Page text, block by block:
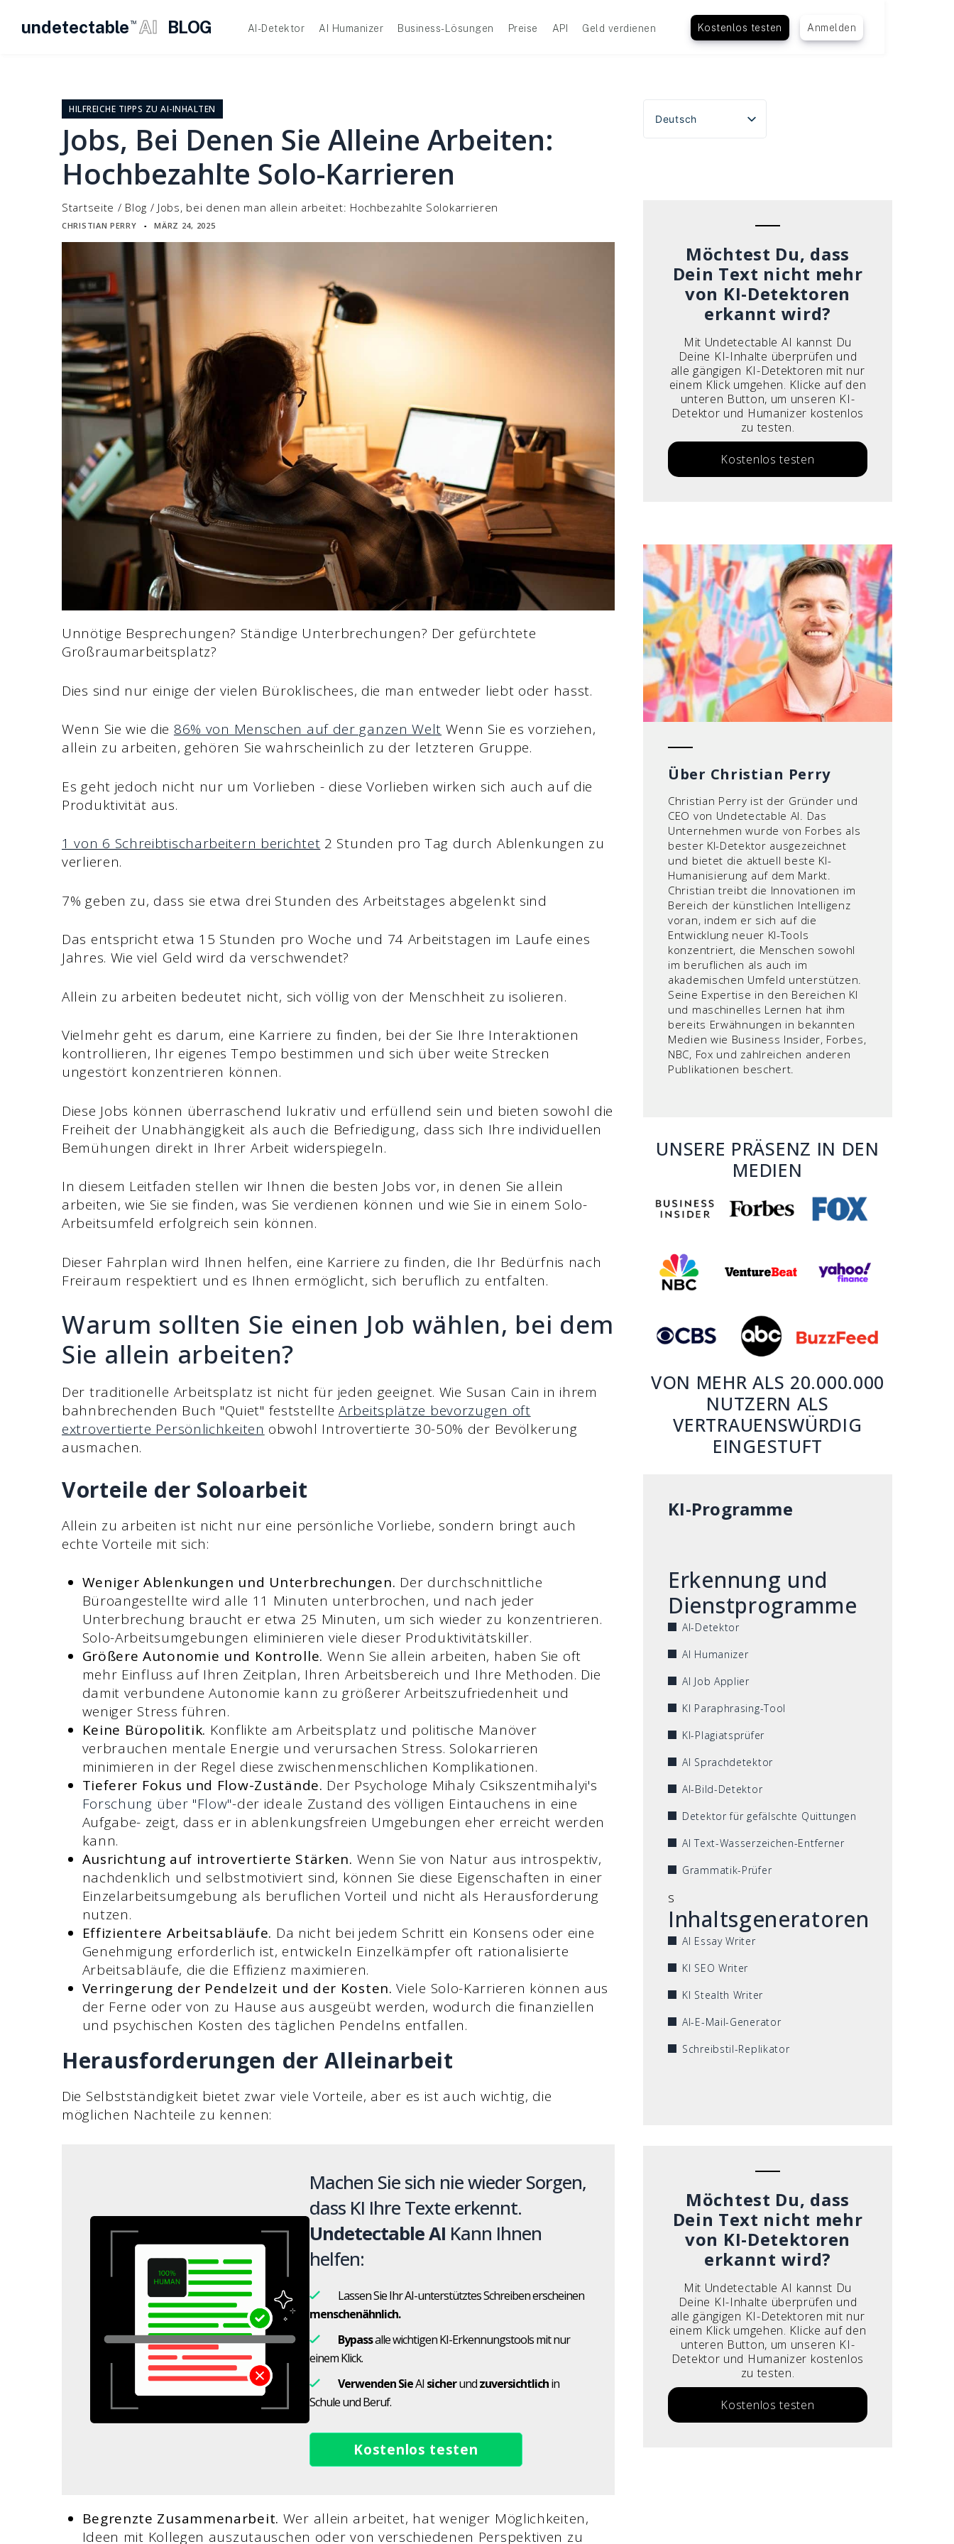
undetectable TM AI BLOG AI-Detektor AI Humanizer Business-Lösungen Preise API Geld verdienen Kostenlos testen Anmelden
HILFREICHE TIPPS ZU AI-INHALTEN
Jobs, Bei Denen Sie Alleine Arbeiten:
Hochbezahlte Solo-Karrieren
Startseite / Blog / Jobs, bei denen man allein arbeitet: Hochbezahlte Solokarrieren
CHRISTIAN PERRY ▪ MÄRZ 24, 2025
Unnötige Besprechungen? Ständige Unterbrechungen? Der gefürchtete
Großraumarbeitsplatz?
Dies sind nur einige der vielen Büroklischees, die man entweder liebt oder hasst.
Wenn Sie wie die 86% von Menschen auf der ganzen Welt Wenn Sie es vorziehen,
allein zu arbeiten, gehören Sie wahrscheinlich zu der letzteren Gruppe.
Es geht jedoch nicht nur um Vorlieben - diese Vorlieben wirken sich auch auf die
Produktivität aus.
1 von 6 Schreibtischarbeitern berichtet 2 Stunden pro Tag durch Ablenkungen zu
verlieren.
7% geben zu, dass sie etwa drei Stunden des Arbeitstages abgelenkt sind
Das entspricht etwa 15 Stunden pro Woche und 74 Arbeitstagen im Laufe eines
Jahres. Wie viel Geld wird da verschwendet?
Allein zu arbeiten bedeutet nicht, sich völlig von der Menschheit zu isolieren.
Vielmehr geht es darum, eine Karriere zu finden, bei der Sie Ihre Interaktionen
kontrollieren, Ihr eigenes Tempo bestimmen und sich über weite Strecken
ungestört konzentrieren können.
Diese Jobs können überraschend lukrativ und erfüllend sein und bieten sowohl die
Freiheit der Unabhängigkeit als auch die Befriedigung, dass sich Ihre individuellen
Bemühungen direkt in Ihrer Arbeit widerspiegeln.
In diesem Leitfaden stellen wir Ihnen die besten Jobs vor, in denen Sie allein
arbeiten, wie Sie sie finden, was Sie verdienen können und wie Sie in einem Solo-
Arbeitsumfeld erfolgreich sein können.
Dieser Fahrplan wird Ihnen helfen, eine Karriere zu finden, die Ihr Bedürfnis nach
Freiraum respektiert und es Ihnen ermöglicht, sich beruflich zu entfalten.
Warum sollten Sie einen Job wählen, bei dem
Sie allein arbeiten?
Der traditionelle Arbeitsplatz ist nicht für jeden geeignet. Wie Susan Cain in ihrem
bahnbrechenden Buch "Quiet" feststellteArbeitsplätze bevorzugen oft
extrovertierte Persönlichkeiten obwohl Introvertierte 30-50% der Bevölkerung
ausmachen.
Vorteile der Soloarbeit
Allein zu arbeiten ist nicht nur eine persönliche Vorliebe, sondern bringt auch
echte Vorteile mit sich:
Weniger Ablenkungen und Unterbrechungen. Der durchschnittliche
Büroangestellte wird alle 11 Minuten unterbrochen, und nach jeder
Unterbrechung braucht er etwa 25 Minuten, um sich wieder zu konzentrieren.
Solo-Arbeitsumgebungen eliminieren viele dieser Produktivitätskiller.
Größere Autonomie und Kontrolle. Wenn Sie allein arbeiten, haben Sie oft
mehr Einfluss auf Ihren Zeitplan, Ihren Arbeitsbereich und Ihre Methoden. Die
damit verbundene Autonomie kann zu größerer Arbeitszufriedenheit und
weniger Stress führen.
Keine Büropolitik. Konflikte am Arbeitsplatz und politische Manöver
verbrauchen mentale Energie und verursachen Stress. Solokarrieren
minimieren in der Regel diese zwischenmenschlichen Komplikationen.
Tieferer Fokus und Flow-Zustände. Der Psychologe Mihaly Csikszentmihalyi's
Forschung über "Flow"-der ideale Zustand des völligen Eintauchens in eine
Aufgabe- zeigt, dass er in ablenkungsfreien Umgebungen eher erreicht werden
kann.
Ausrichtung auf introvertierte Stärken. Wenn Sie von Natur aus introspektiv,
nachdenklich und selbstmotiviert sind, können Sie diese Eigenschaften in einer
Einzelarbeitsumgebung als beruflichen Vorteil und nicht als Herausforderung
nutzen.
Effizientere Arbeitsabläufe. Da nicht bei jedem Schritt ein Konsens oder eine
Genehmigung erforderlich ist, entwickeln Einzelkämpfer oft rationalisierte
Arbeitsabläufe, die die Effizienz maximieren.
Verringerung der Pendelzeit und der Kosten. Viele Solo-Karrieren können aus
der Ferne oder von zu Hause aus ausgeübt werden, wodurch die finanziellen
und psychischen Kosten des täglichen Pendelns entfallen.
Herausforderungen der Alleinarbeit
Die Selbstständigkeit bietet zwar viele Vorteile, aber es ist auch wichtig, die
möglichen Nachteile zu kennen:
Machen Sie sich nie wieder Sorgen,
dass KI Ihre Texte erkennt.
Undetectable AI Kann Ihnen
helfen:
Lassen Sie Ihr AI-unterstütztes Schreiben erscheinen
menschenähnlich.
Bypassalle wichtigen KI-Erkennungstools mit nur
einem Klick.
Verwenden SieAI sicherundzuversichtlichin
Schule und Beruf.
Kostenlos testen
Begrenzte Zusammenarbeit. Wer allein arbeitet, hat weniger Möglichkeiten,
Ideen mit Kollegen auszutauschen oder von verschiedenen Perspektiven zu
Deutsch
English
Möchtest Du, dass
Dein Text nicht mehr
von KI-Detektoren
erkannt wird?
Mit Undetectable AI kannst Du
Deine KI-Inhalte überprüfen und
alle gängigen KI-Detektoren mit nur
einem Klick umgehen. Klicke auf den
unteren Button, um unseren KI-
Detektor und Humanizer kostenlos
zu testen.
Kostenlos testen
Über Christian Perry
Christian Perry ist der Gründer und
CEO von Undetectable AI. Das
Unternehmen wurde von Forbes als
bester KI-Detektor ausgezeichnet
und bietet die aktuell beste KI-
Humanisierung auf dem Markt.
Christian treibt die Innovationen im
Bereich der künstlichen Intelligenz
voran, indem er sich auf die
Entwicklung neuer KI-Tools
konzentriert, die Menschen sowohl
im beruflichen als auch im
akademischen Umfeld unterstützen.
Seine Expertise in den Bereichen KI
und maschinelles Lernen hat ihm
bereits Erwähnungen in bekannten
Medien wie Business Insider, Forbes,
NBC, Fox und zahlreichen anderen
Publikationen beschert.
UNSERE PRÄSENZ IN DEN
MEDIEN
VON MEHR ALS 20.000.000
NUTZERN ALS
VERTRAUENSWÜRDIG
EINGESTUFT
KI-Programme
Erkennung und
Dienstprogramme
AI-Detektor
AI Humanizer
AI Job Applier
KI Paraphrasing-Tool
KI-Plagiatsprüfer
AI Sprachdetektor
AI-Bild-Detektor
Detektor für gefälschte Quittungen
AI Text-Wasserzeichen-Entferner
Grammatik-Prüfer
s
Inhaltsgeneratoren
AI Essay Writer
KI SEO Writer
KI Stealth Writer
AI-E-Mail-Generator
Schreibstil-Replikator
Möchtest Du, dass
Dein Text nicht mehr
von KI-Detektoren
erkannt wird?
Mit Undetectable AI kannst Du
Deine KI-Inhalte überprüfen und
alle gängigen KI-Detektoren mit nur
einem Klick umgehen. Klicke auf den
unteren Button, um unseren KI-
Detektor und Humanizer kostenlos
zu testen.
Kostenlos testen